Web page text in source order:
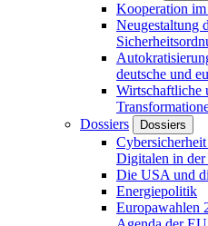
Kooperation
Neugestaltung
deutsche und
Wirtschaftliche
Dossiers
Dossiers
Digitalen in
Die USA und
Energiepolitik
Europawahlen